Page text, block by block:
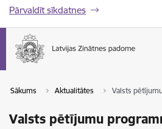
Pārvaldīt sīkdatnes
Sākums Aktualitātes Valsts
Valsts pētījumu